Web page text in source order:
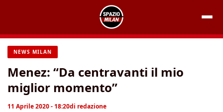
contenuto
NEWS MILAN
Menez: “Da centravanti il mio
miglior momento”
11 Aprile 2020 - 18:20di redazione